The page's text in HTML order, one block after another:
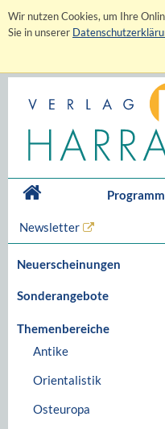
Wir nutzen Cookies, um Ihre
Sie in unserer
Programm
Newsletter
Neuerscheinungen
Sonderangebote
Themenbereiche
Antike
Orientalistik
Osteuropa